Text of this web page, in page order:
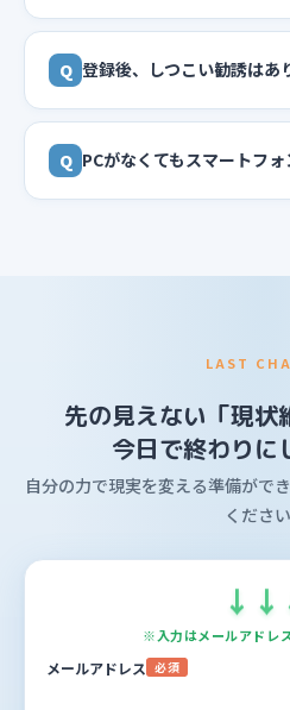
Q 登録後、しつこい勧誘はあ
Q PCがなくてもスマートフ
LAST
先の見えない「現状
今日で終わりに
自分の力で現実を変える準備がで
ください
↓ ↓
※入力はメールアドレ
メールアドレス 必須